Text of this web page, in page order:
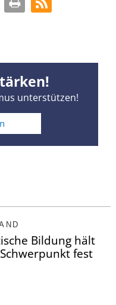
unterstützen!
Bildung hält
fest